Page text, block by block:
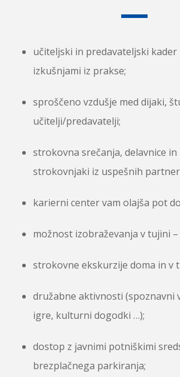
učiteljski in predavateljski
izkušnjami iz prakse;
sproščeno vzdušje med dijaki,
učitelji/predavatelji;
strokovna srečanja, delavnice in
strokovnjaki iz uspešnih
karierni center vam olajša pot
možnost izobraževanja v tujini –
strokovne ekskurzije doma in v
družabne aktivnosti (spoznavni
igre, kulturni dogodki …);
dostop z javnimi potniškimi
brezplačnega parkiranja;